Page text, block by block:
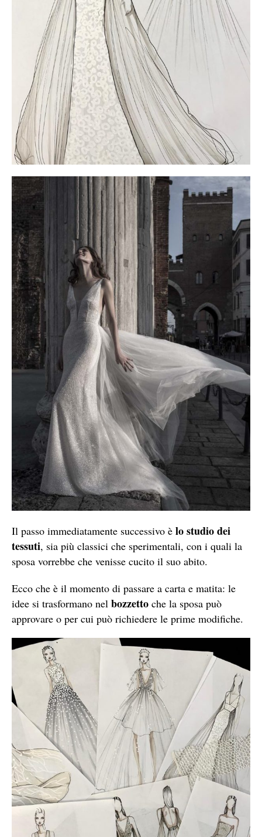
Il passo immediatamente successivo è lo studio dei
tessuti, sia più classici che sperimentali, con i quali la
sposa vorrebbe che venisse cucito il suo abito.
Ecco che è il momento di passare a carta e matita: le
idee si trasformano nel bozzetto che la sposa può
approvare o per cui può richiedere le prime modifiche.